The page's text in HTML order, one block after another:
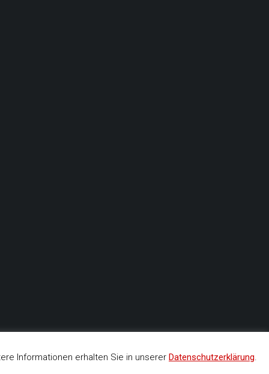
Informationen erhalten Sie in unserer Datenschutzerklärung.